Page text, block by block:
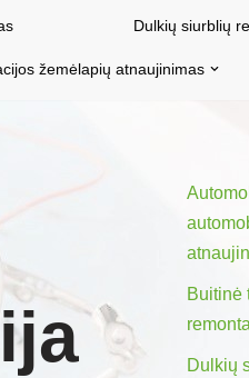
Dulkių siurblių
žemėlapių atnaujinimas
Buitinė
Dulkių